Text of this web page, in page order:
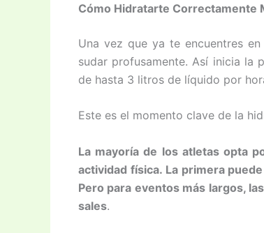
Cómo Hidratarte Correctamente
Una vez que ya te encuentres
sudar profusamente. Así inicia la
de hasta 3 litros de líquido por
Este es el momento clave de la
La mayoría de los atletas opta
actividad física. La primera
Pero para eventos más largos,
sales.